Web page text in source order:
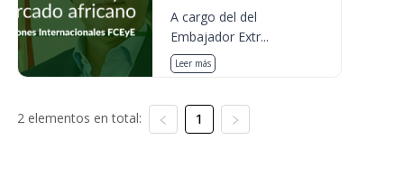
A cargo del del
Embajador Extr...
Leer más
2 elementos en total: 1